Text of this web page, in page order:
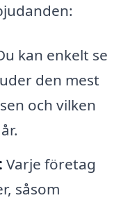
kan enkelt se
den mest
och vilken
Varje företag
såsom